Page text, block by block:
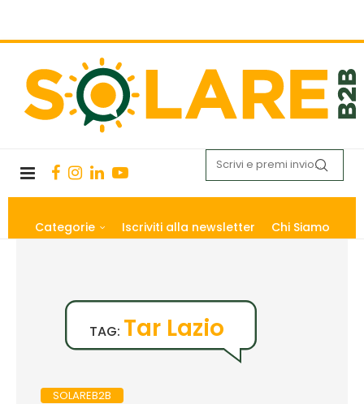
Categorie Iscriviti alla newsletter Chi Siamo
TAG: Tar Lazio
SOLAREB2B